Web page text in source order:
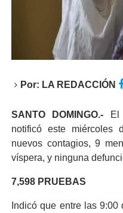
Por: LA REDACCIÓN
SANTO DOMINGO.-
notificó este miércoles
nuevos contagios, 9
víspera, y ninguna
7,598 PRUEBAS
Indicó que entre las